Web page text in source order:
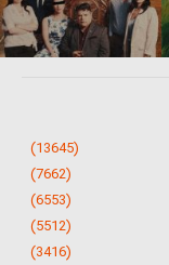
(13645)
(7662)
(6553)
(5512)
(3416)